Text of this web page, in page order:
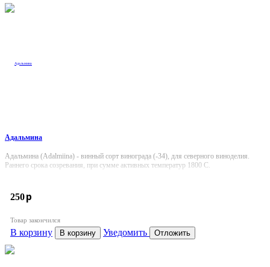
Адальмина
Адальмина (Adalmiina) - винный сорт винограда (-34), для северного виноделия.
Раннего срока созревания, при сумме активных температур 1800 С.
250p
Товар закончился
В корзину В корзину Уведомить Отложить